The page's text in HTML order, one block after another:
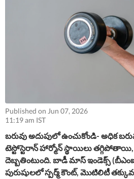
Published on Jun 07, 2026
11:19 am IST
బరువు అదుపులో ఉంచుకోండి- అధిక
టెస్టోస్టెరాన్ హార్మోన్ స్థాయిలు
దెబ్బతింటుంది. బాడీ మాస్ ఇండెక్స్
పురుషులలో స్పర్మ్ కౌంట్, మొటిలిటీ